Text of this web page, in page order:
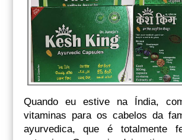
Quando eu estive na Índia,
vitaminas para os cabelos da
ayurvedica, que é totalmente